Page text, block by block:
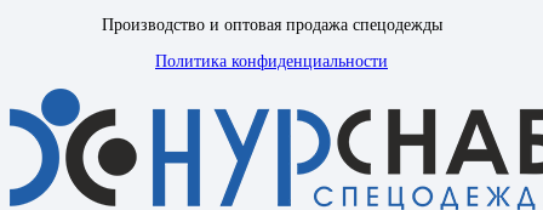
Производство и оптовая продажа спецодежды
Политика конфиденциальности